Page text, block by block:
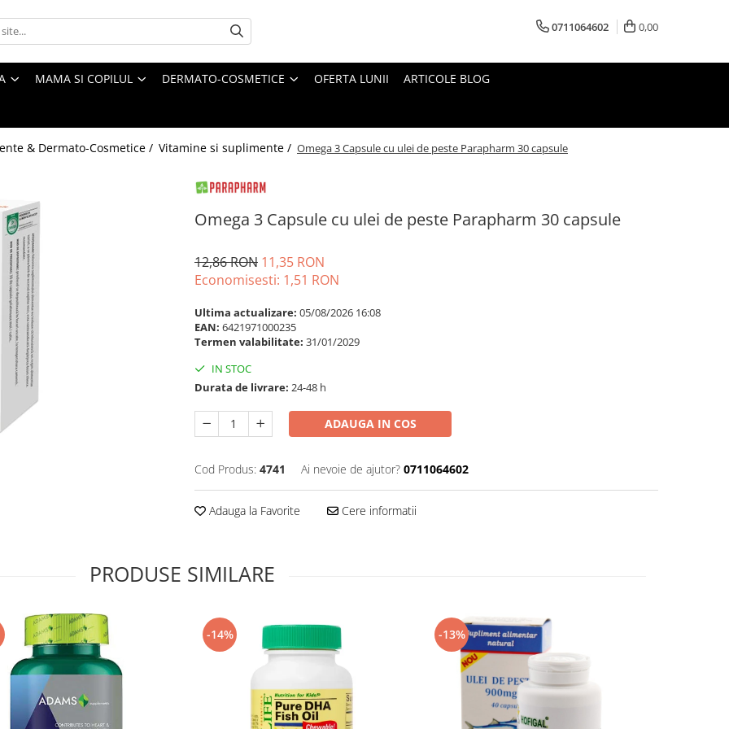
0711064602 0,00
MAMA SI COPILUL DERMATO-COSMETICE OFERTA LUNII ARTICOLE BLOG
& Dermato-Cosmetice / Vitamine si suplimente / Omega 3 Capsule cu ulei de peste Parapharm 30 capsule
Omega 3 Capsule cu ulei de peste Parapharm 30 capsule
12,86 RON 11,35 RON
Economisesti: 1,51 RON
Ultima actualizare: 05/08/2026 16:08
EAN: 6421971000235
Termen valabilitate: 31/01/2029
IN STOC
Durata de livrare: 24-48 h
ADAUGA IN COS
Cod Produs: 4741 Ai nevoie de ajutor? 0711064602
Adauga la Favorite Cere informatii
PRODUSE SIMILARE
-14% -13%